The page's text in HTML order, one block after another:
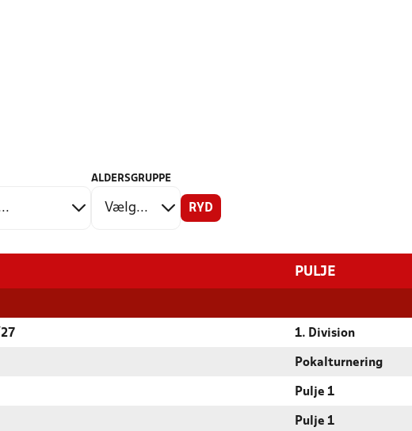
ALDERSGRUPPE
RYD
PULJE
1. Division
Pokalturnering
Pulje 1
Pulje 1